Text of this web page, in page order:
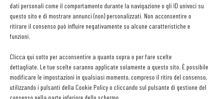
dati personali come il comportamento durante la navigazione o gli ID univoci su
questo sito e di mostrare annunci (non) personalizzati. Non acconsentire o
ritirare il consenso può influire negativamente su alcune caratteristiche e
funzioni.
Clicca qui sotto per acconsentire a quanto sopra o per fare scelte
dettagliate. Le tue scelte saranno applicate solamente a questo sito. È possibile
modificare le impostazioni in qualsiasi momento, compreso il ritiro del consenso,
utilizzando i pulsanti della Cookie Policy o cliccando sul pulsante di gestione del
consenso nella parte inferiore dello schermo.
Montaggio
mascarpone. Adagiare sul piatto una quenelle di gelato e servire.